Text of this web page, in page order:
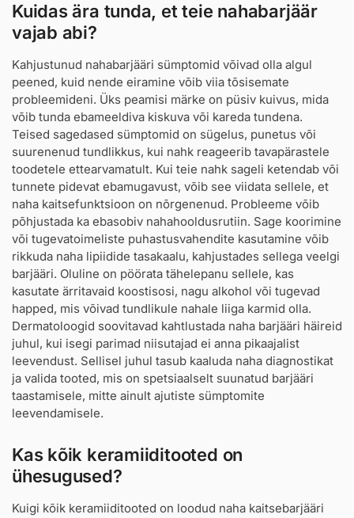
Kuidas ära tunda, et teie nahabarjäär
vajab abi?
Kahjustunud nahabarjääri sümptomid võivad olla algul
peened, kuid nende eiramine võib viia tõsisemate
probleemideni. Üks peamisi märke on püsiv kuivus, mida
võib tunda ebameeldiva kiskuva või kareda tundena.
Teised sagedased sümptomid on sügelus, punetus või
suurenenud tundlikkus, kui nahk reageerib tavapärastele
toodetele ettearvamatult. Kui teie nahk sageli ketendab või
tunnete pidevat ebamugavust, võib see viidata sellele, et
naha kaitsefunktsioon on nõrgenenud. Probleeme võib
põhjustada ka ebasobiv nahahooldusrutiin. Sage koorimine
või tugevatoimeliste puhastusvahendite kasutamine võib
rikkuda naha lipiidide tasakaalu, kahjustades sellega veelgi
barjääri. Oluline on pöörata tähelepanu sellele, kas
kasutate ärritavaid koostisosi, nagu alkohol või tugevad
happed, mis võivad tundlikule nahale liiga karmid olla.
Dermatoloogid soovitavad kahtlustada naha barjääri häireid
juhul, kui isegi parimad niisutajad ei anna pikaajalist
leevendust. Sellisel juhul tasub kaaluda naha diagnostikat
ja valida tooted, mis on spetsiaalselt suunatud barjääri
taastamisele, mitte ainult ajutiste sümptomite
leevendamisele.
Kas kõik keramiiditooted on
ühesugused?
Kuigi kõik keramiiditooted on loodud naha kaitsebarjääri